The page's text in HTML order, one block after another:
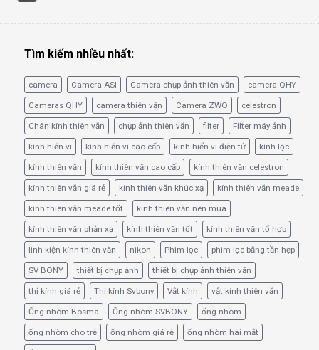
Tìm kiếm nhiều nhất:
camera Camera ASI Camera chụp ảnh thiên văn camera QHY
Cameras QHY camera thiên văn Camera ZWO celestron
Chân kính thiên văn chụp ảnh thiên văn filter Filter máy ảnh
kính hiển vi kính hiển vi cao cấp kính hiển vi điện tử kính lọc
kính thiên văn kính thiên văn cao cấp kính thiên văn celestron
kính thiên văn giá rẻ kính thiên văn khúc xạ kính thiên văn meade
kính thiên văn meade tốt kính thiên văn nên mua
kính thiên văn phản xạ kính thiên văn tốt kính thiên văn tổ hợp
linh kiện kính thiên văn nikon Phim lọc phim lọc băng tần hẹp
SV BONY thiết bị chụp ảnh thiết bị chụp ảnh thiên văn
thị kính giá rẻ Thị kính Svbony Vật kính vật kính thiên văn
Ống nhòm Bosma Ống nhòm SVBONY ống nhòm
ống nhòm cho trẻ ống nhòm giá rẻ ống nhòm hai mắt